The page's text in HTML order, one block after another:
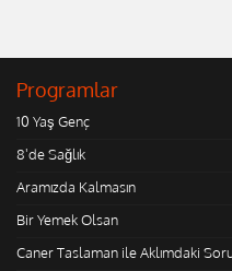
Programlar
10 Yaş Genç
8'de Sağlık
Aramızda Kalmasın
Bir Yemek Olsan
Caner Taslaman ile Aklımdaki